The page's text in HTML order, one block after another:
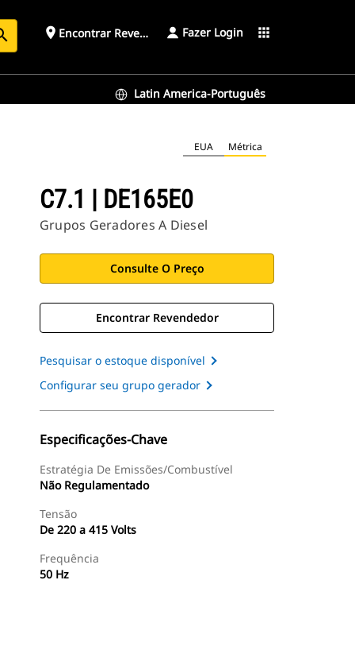
place Encontrar Revendedor Fazer Login apps
Latin America-Português
EUA Métrica
C7.1 | DE165E0
Grupos Geradores A Diesel
Consulte O Preço
Encontrar Revendedor
Pesquisar o estoque disponível
Configurar seu grupo gerador
Especificações-Chave
Estratégia De Emissões/Combustível
Não Regulamentado
Tensão
De 220 a 415 Volts
Frequência
50 Hz